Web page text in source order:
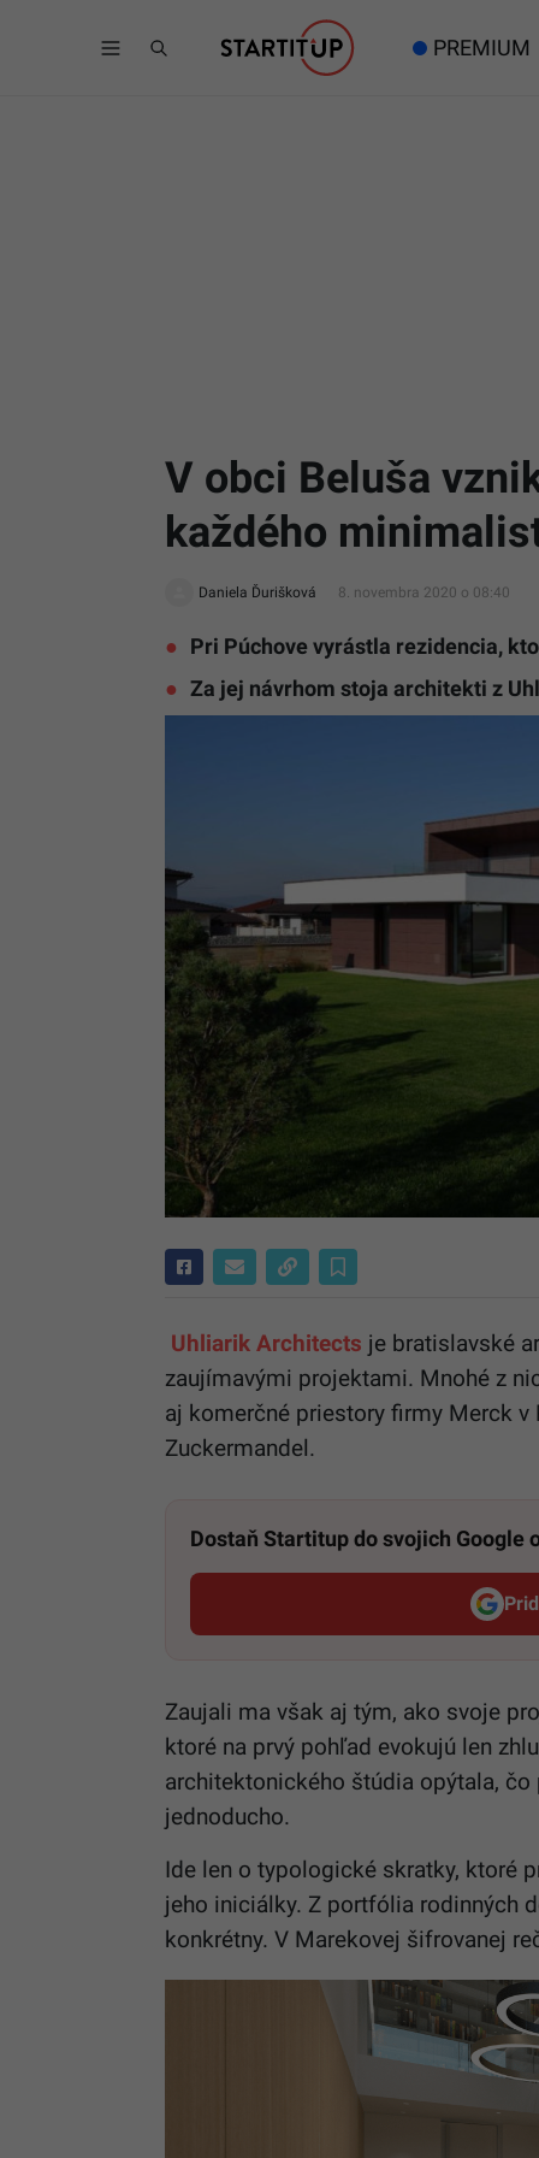
PREMIUM
V obci Beluša
každého
Daniela Ďurišková 8. novembra 2020 o 08:40
Pri Púchove vyrástla rezidencia,
Za jej návrhom stoja architekti z
Uhliarik Architects je bratislavské
zaujímavými projektami. Mnohé z
aj komerčné priestory firmy Merck
Zuckermandel.
Dostaň Startitup do svojich Google
Zaujali ma však aj tým, ako svoje
ktoré na prvý pohľad evokujú len
architektonického štúdia opýtala,
jednoducho.
Ide len o typologické skratky, ktoré
jeho iniciálky. Z portfólia rodinných
konkrétny. V Marekovej šifrovanej